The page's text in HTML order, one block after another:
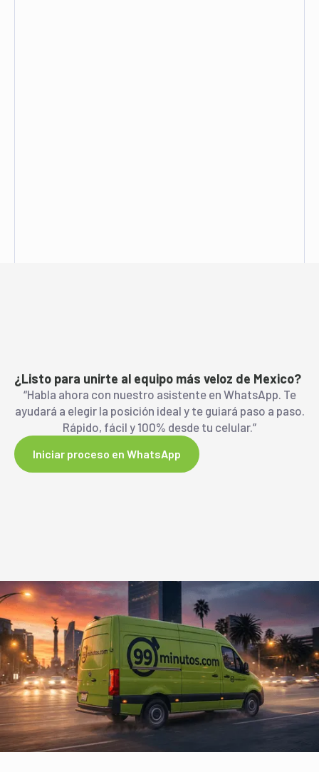
¿Listo para unirte al equipo más veloz de Mexico?
“Habla ahora con nuestro asistente en WhatsApp. Te
ayudará a elegir la posición ideal y te guiará paso a paso.
Rápido, fácil y 100% desde tu celular.”
Iniciar proceso en WhatsApp